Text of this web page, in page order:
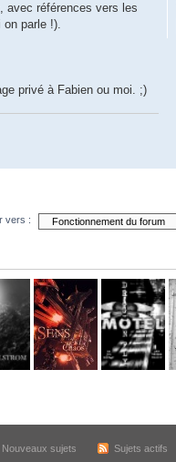
avec références vers les
parle !).
privé à Fabien ou moi. ;)
vers :
Nouveaux sujets Sujets actifs